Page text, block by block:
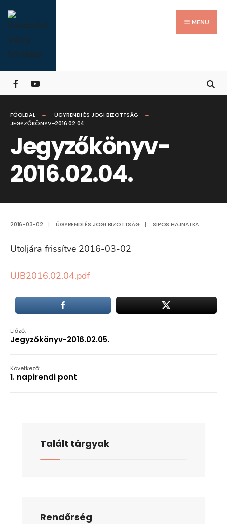
Skip
to
content
MENU
FŐOLDAL
ÜGYRENDI ÉS JOGI BIZOTTSÁG
JEGYZŐKÖNYV-2016.02.04.
Jegyzőkönyv-
2016.02.04.
2016-03-02 | ÜGYRENDI ÉS JOGI BIZOTTSÁG | SIPOS HAJNALKA
Utoljára frissítve 2016-03-02
ÜJB2016.02.04.pdf
Előző:
Jegyzőkönyv-2016.02.05.
Következő:
1. napirendi pont
Talált tárgyak
Rendőrség
for:
Close